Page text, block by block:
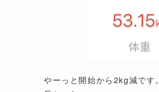
やーっと開始から2kg減です。